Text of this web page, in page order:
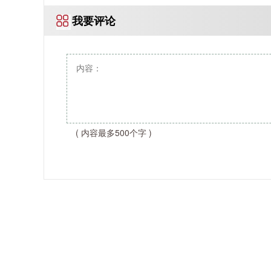
我要评论
( 内容最多500个字 )